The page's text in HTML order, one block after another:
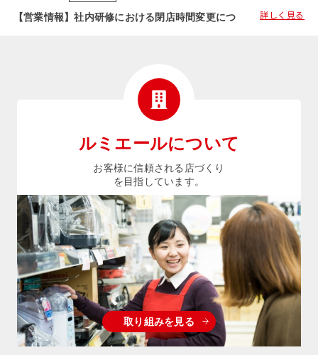
【営業情報】社内研修における閉店時間変更につきましてのご案内
詳しく見る
ルミエールについて
お客様に信頼される店づくり
を目指しています。
取り組みを見る